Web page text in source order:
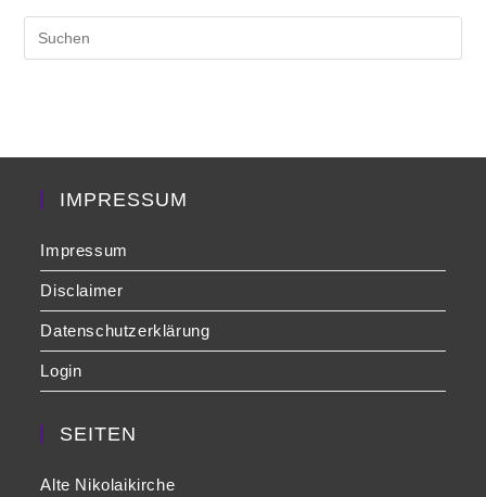
IMPRESSUM
Impressum
Disclaimer
Datenschutzerklärung
Login
SEITEN
Alte Nikolaikirche